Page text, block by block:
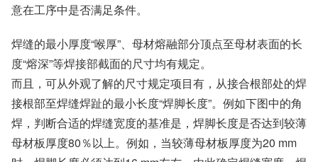
意在工序中是否满足条件。
焊缝的最小厚度“喉厚”、母材熔融部分顶点至母材表面的长
度“熔深”等焊接部截面的尺寸均有规定。
而且，可从外观了解的尺寸规定项目有，从接合根部处的焊
接根部至焊缝焊趾的最小长度“焊脚长度”。例如下图中的角
焊，判断合适的焊缝宽度的基准是，焊脚长度是否达到较薄
母材板厚度80％以上。例如，当较薄母材板厚度为20 mm